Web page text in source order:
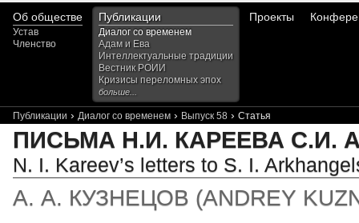
Об обществе
Устав
Членство
Публикации
Диалог со временем
Адам и Ева
Интеллектуальные традиции
Вестник РОИИ
Кризисы переломных эпох
больше...
Проекты
Публикации › Диалог со временем › Выпуск 58 › Статья
ПИСЬМА Н.И. КАРЕЕВА С.И.
N. I. Kareev’s letters to S. I.
А. А. КУЗНЕЦОВ (ANDREY